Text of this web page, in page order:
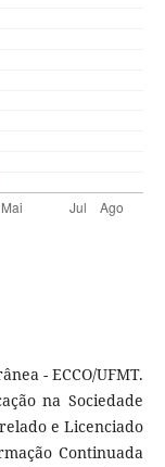
- ECCO/UFMT.
na Sociedade
e Licenciado
Continuada